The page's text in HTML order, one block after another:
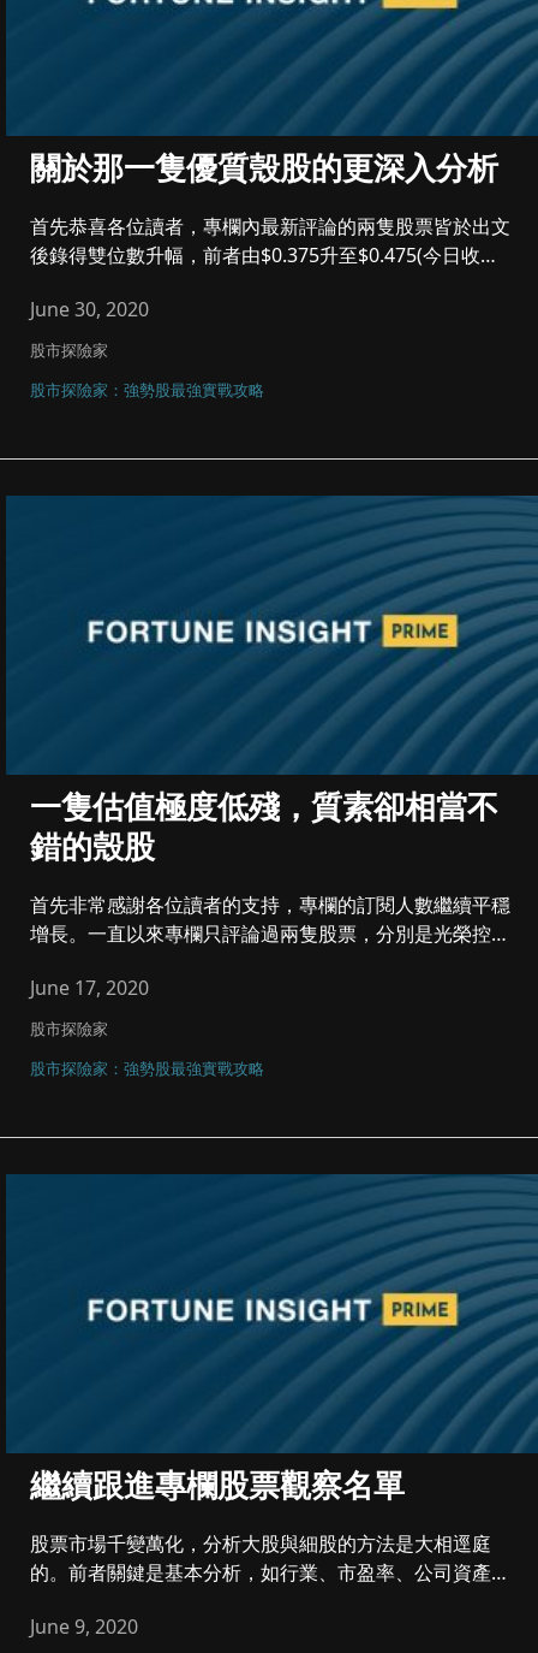
關於那一隻優質殼股的更深入分析
首先恭喜各位讀者，專欄內最新評論的兩隻股票皆於出文
後錄得雙位數升幅，前者由$0.375升至$0.475(今日收市
June 30, 2020
股市探險家
股市探險家：強勢股最強實戰攻略
一隻估值極度低殘，質素卻相當不
錯的殼股
首先非常感謝各位讀者的支持，專欄的訂閱人數繼續平穩
增長。一直以來專欄只評論過兩隻股票，分別是光榮控股
June 17, 2020
股市探險家
股市探險家：強勢股最強實戰攻略
繼續跟進專欄股票觀察名單
股票市場千變萬化，分析大股與細股的方法是大相逕庭
的。前者關鍵是基本分析，如行業、市盈率、公司資產、
June 9, 2020